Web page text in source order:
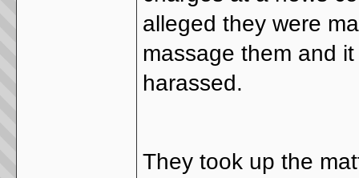
alleged they were
massage them and
harassed.
They took up the